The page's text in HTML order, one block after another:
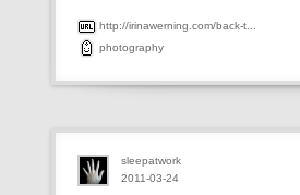
http://irinawerning.com/back-t...
photography
2011-03-24
sleepatwork